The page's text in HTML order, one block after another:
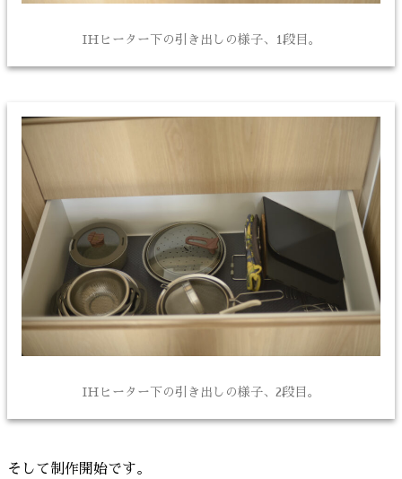
IHヒーター下の引き出しの様子、1段目。
IHヒーター下の引き出しの様子、2段目。
そして制作開始です。